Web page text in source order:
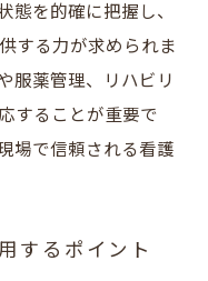
態を的確に把握し、
する力が求められま
服薬管理、リハビリ
することが重要で
場で信頼される看護
するポイント